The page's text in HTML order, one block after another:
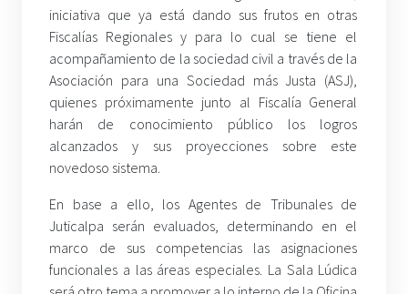
iniciativa que ya está dando sus frutos en otras
Fiscalías Regionales y para lo cual se tiene el
acompañamiento de la sociedad civil a través de la
Asociación para una Sociedad más Justa (ASJ),
quienes próximamente junto al Fiscalía General
harán de conocimiento público los logros
alcanzados y sus proyecciones sobre este
novedoso sistema.
En base a ello, los Agentes de Tribunales de
Juticalpa serán evaluados, determinando en el
marco de sus competencias las asignaciones
funcionales a las áreas especiales. La Sala Lúdica